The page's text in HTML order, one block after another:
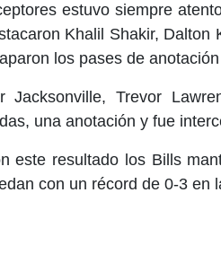
estuvo siempre
Khalil Shakir, Dalton
los pases de
Jacksonville, Trevor
una anotación y fue
este resultado los Bills
con un récord de 0-3 en